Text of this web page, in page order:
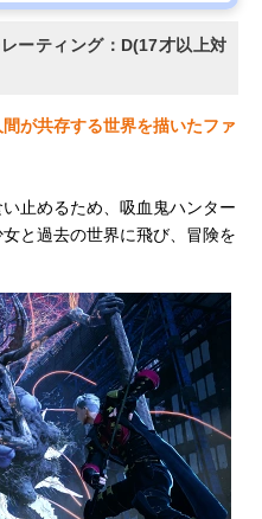
ティング：D(17才以上対
間が共存する世界を描いたファ
止めるため、吸血鬼ハンター
と過去の世界に飛び、冒険を